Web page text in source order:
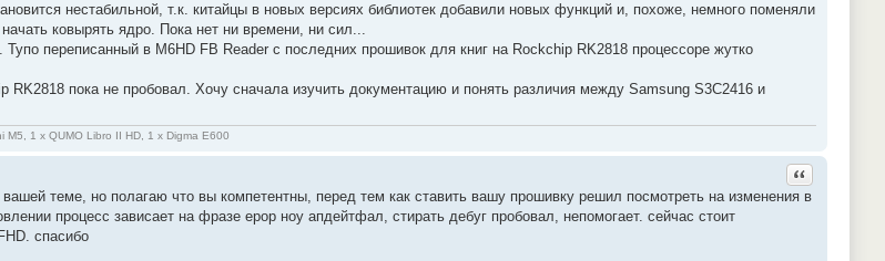
нестабильной, т.к. китайцы в новых версиях библиотек добавили новых функций и, похоже, немного поменяли
ковырять ядро. Пока нет ни времени, ни сил...
переписанный в M6HD FB Reader с последних прошивок для книг на Rockchip RK2818 процессоре жутко
RK2818 пока не пробовал. Хочу сначала изучить документацию и понять различия между Samsung S3C2416 и
M5, 1 x QUMO Libro II HD, 1 x Digma E600
Ответить с
теме, но полагаю что вы компетентны, перед тем как ставить вашу прошивку решил посмотреть на изменения в
процесс зависает на фразе ерор ноу апдейтфал, стирать дебуг пробовал, непомогает. сейчас стоит
спасибо